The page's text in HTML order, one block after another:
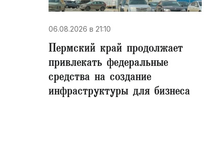
06.08.2026 в 21:10
Пермский край продолжает
привлекать федеральные
средства на создание
инфраструктуры для бизнеса